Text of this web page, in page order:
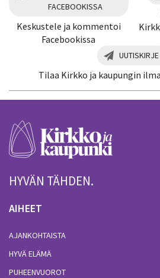
FACEBOOKISSA
Keskustele ja kommentoi
Facebookissa
UUTISKIRJE
Tilaa Kirkko ja kaupungin
HYVÄN TÄHDEN.
AIHEET
AJANKOHTAISTA
HYVÄ ELÄMÄ
PUHEENVUOROT